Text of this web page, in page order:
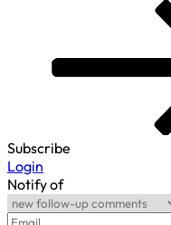
Subscribe
Login
Notify of